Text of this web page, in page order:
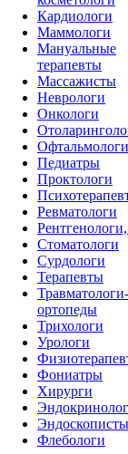
Кардиологи
Маммологи
Мануальные
терапевты
Массажисты
Неврологи
Онкологи
Офтальмологи
Педиатры
Проктологи
Ревматологи
Стоматологи
Сурдологи
Терапевты
Травматологи-
ортопеды
Трихологи
Урологи
Фониатры
Хирурги
Эндоскописты
Флебологи